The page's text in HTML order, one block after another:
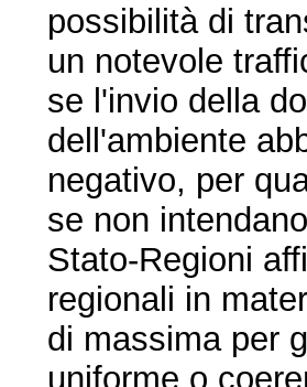
possibilità di
un notevole
se l'invio della
dell'ambiente
negativo, per
se non
Stato-Regioni
regionali in
di massima per
uniforme o